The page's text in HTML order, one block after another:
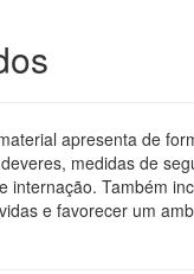
apresenta de
medidas de
Também
e favorecer um